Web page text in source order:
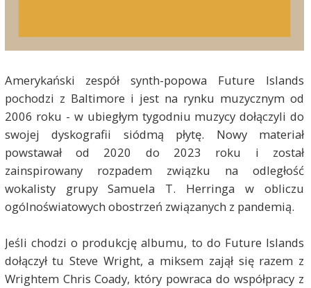
Amerykański zespół synth-popowa Future Islands
pochodzi z Baltimore i jest na rynku muzycznym od
2006 roku - w ubiegłym tygodniu muzycy dołączyli do
swojej dyskografii siódmą płytę. Nowy materiał
powstawał od 2020 do 2023 roku i został
zainspirowany rozpadem związku na odległość
wokalisty grupy Samuela T. Herringa w obliczu
ogólnoświatowych obostrzeń związanych z pandemią.
Jeśli chodzi o produkcję albumu, to do Future Islands
dołączył tu Steve Wright, a miksem zajął się razem z
Wrightem Chris Coady, który powraca do współpracy z